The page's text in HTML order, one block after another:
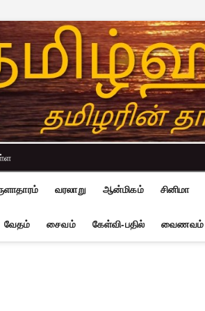
வரலாறு ஆன்மிகம் சினிமா
வேதம் சைவம் கேள்வி-பதில் வைணவம்